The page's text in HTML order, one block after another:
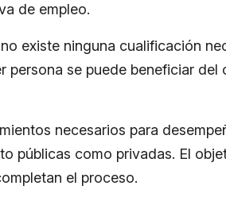
de empleo.
existe ninguna cualificación
persona se puede beneficiar del
necesarios para
públicas como privadas. El
el proceso.